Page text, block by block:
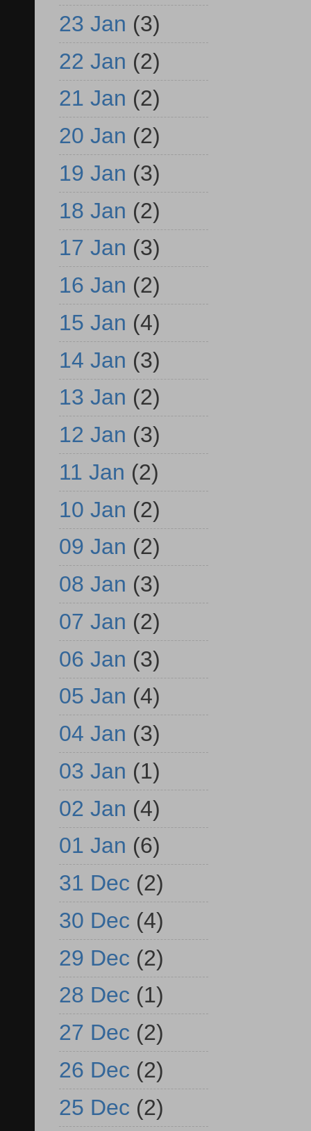
23 Jan (3)
22 Jan (2)
21 Jan (2)
20 Jan (2)
19 Jan (3)
18 Jan (2)
17 Jan (3)
16 Jan (2)
15 Jan (4)
14 Jan (3)
13 Jan (2)
12 Jan (3)
11 Jan (2)
10 Jan (2)
09 Jan (2)
08 Jan (3)
07 Jan (2)
06 Jan (3)
05 Jan (4)
04 Jan (3)
03 Jan (1)
02 Jan (4)
01 Jan (6)
31 Dec (2)
30 Dec (4)
29 Dec (2)
28 Dec (1)
27 Dec (2)
26 Dec (2)
25 Dec (2)